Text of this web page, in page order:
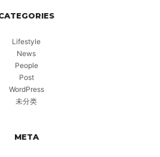
Lifestyle
News
People
Post
WordPress
未分类
META